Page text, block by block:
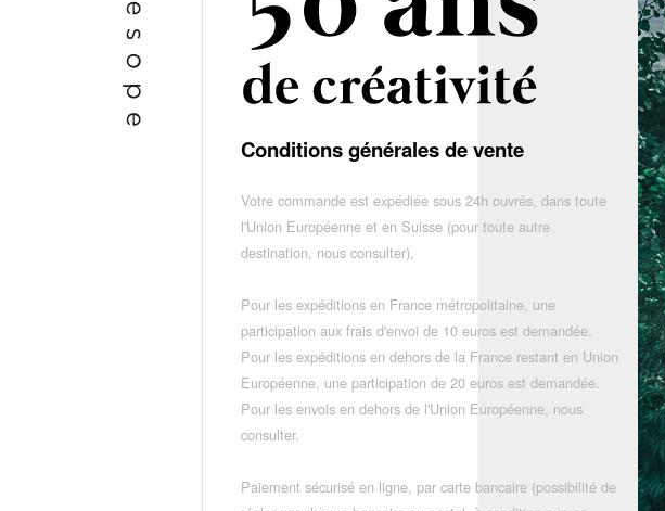
Conditions générales de vente
Votre commande est expédiée sous 24h ouvrés, dans toute
l'Union Européenne et en Suisse (pour toute autre
destination, nous consulter),
Pour les expéditions en France métropolitaine, une
participation aux frais d'envoi de 10 euros est demandée.
Pour les expéditions en dehors de la France restant en Union
Européenne, une participation de 20 euros est demandée.
Pour les envois en dehors de l'Union Européenne, nous
consulter.
Paiement sécurisé en ligne, par carte bancaire (possibilité de